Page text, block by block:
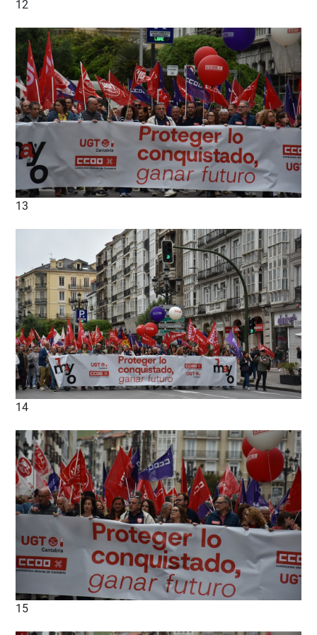
12
13
14
15